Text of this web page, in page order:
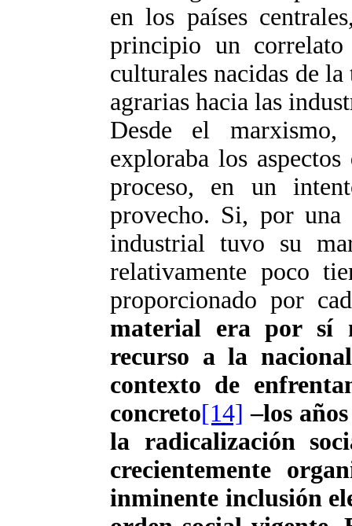
en los países
principio un correlato
culturales nacidas de la
agrarias hacia las
Desde el marxismo,
exploraba los aspectos
proceso, en un
provecho. Si, por una
industrial tuvo su
relativamente poco
proporcionado por
material era por sí
recurso a la
contexto de
concreto[14] –los
la radicalización
crecientemente
inminente inclusión